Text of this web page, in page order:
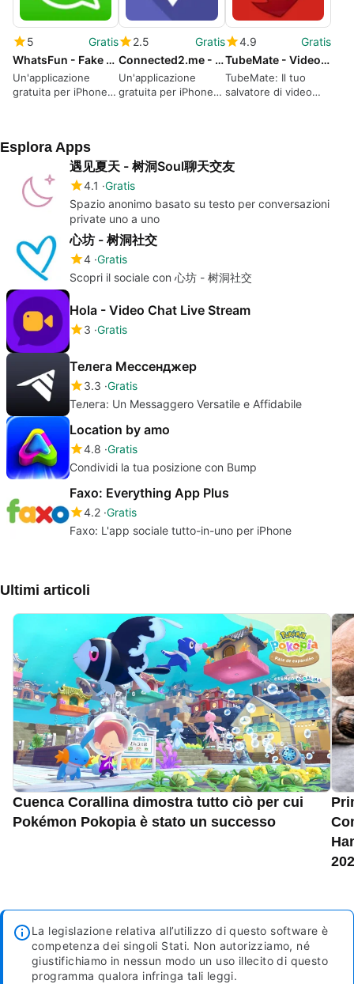
5
Gratis
WhatsFun - Fake chats
Un'applicazione
gratuita per iPhone,
2.5
Gratis
Connected2.me - Chat Meet
Un'applicazione
gratuita per iPhone,
ORGANIZASYON A S.
4.9
Gratis
TubeMate - Video Saver HD
TubeMate: Il tuo
salvatore di video
Esplora Apps
遇见夏天 - 树洞Soul聊天交友
4.1 Gratis
Spazio anonimo basato su testo per conversazioni
private uno a uno
心坊 - 树洞社交
4 Gratis
Scopri il sociale con 心坊 - 树洞社交
Hola - Video Chat Live Stream
3 Gratis
Телега Мессенджер
3.3 Gratis
Телега: Un Messaggero Versatile e Affidabile
Location by amo
4.8 Gratis
Condividi la tua posizione con Bump
Faxo: Everything App Plus
4.2 Gratis
Faxo: L'app sociale tutto-in-uno per iPhone
Ultimi articoli
Cuenca Corallina dimostra tutto ciò per cui
Pokémon Pokopia è stato un successo
La legislazione relativa all’utilizzo di questo software è
competenza dei singoli Stati. Non autorizziamo, né
giustifichiamo in nessun modo un uso illecito di questo
programma qualora infringa tali leggi.